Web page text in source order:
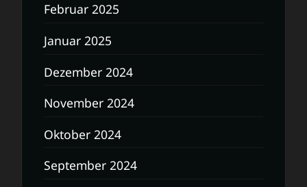
Februar 2025
Januar 2025
Dezember 2024
November 2024
Oktober 2024
September 2024